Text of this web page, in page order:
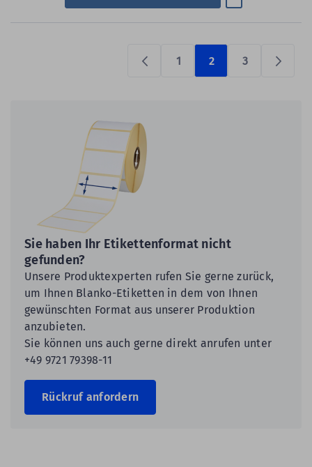
1 2 3
Sie haben Ihr Etikettenformat nicht
gefunden?
Unsere Produktexperten rufen Sie gerne zurück,
um Ihnen Blanko-Etiketten in dem von Ihnen
gewünschten Format aus unserer Produktion
anzubieten.
Sie können uns auch gerne direkt anrufen unter
+49 9721 79398-11
Rückruf anfordern